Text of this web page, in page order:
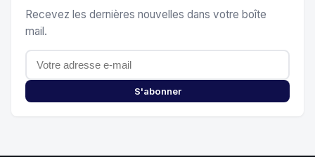
Recevez les dernières nouvelles dans votre boîte
mail.
S'abonner